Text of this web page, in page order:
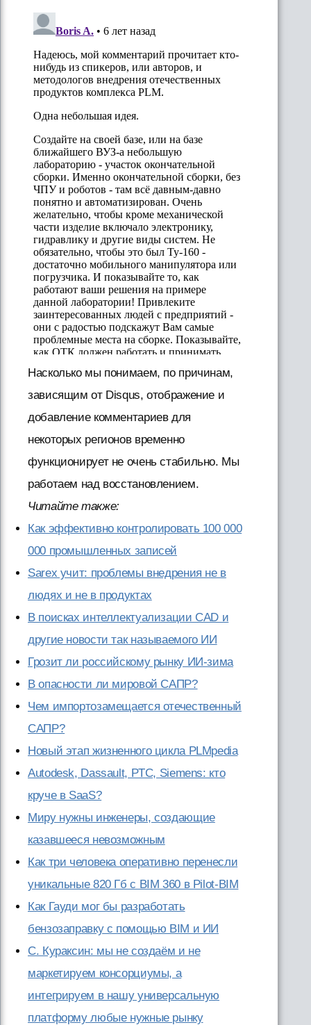
Насколько мы понимаем, по причинам,
зависящим от Disqus, отображение и
добавление комментариев для
некоторых регионов временно
функционирует не очень стабильно. Мы
работаем над восстановлением.
Читайте также:
Как эффективно контролировать 100 000
000 промышленных записей
Sarex учит: проблемы внедрения не в
людях и не в продуктах
В поисках интеллектуализации CAD и
другие новости так называемого ИИ
Грозит ли российскому рынку ИИ-зима
В опасности ли мировой САПР?
Чем импортозамещается отечественный
САПР?
Новый этап жизненного цикла PLMpedia
Autodesk, Dassault, PTC, Siemens: кто
круче в SaaS?
Миру нужны инженеры, создающие
казавшееся невозможным
Как три человека оперативно перенесли
уникальные 820 Гб с BIM 360 в Pilot-BIM
Как Гауди мог бы разработать
бензозаправку с помощью BIM и ИИ
С. Кураксин: мы не создаём и не
маркетируем консорциумы, а
интегрируем в нашу универсальную
платформу любые нужные рынку